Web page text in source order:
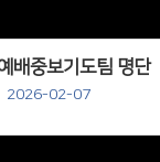
배중보기도팀 명단
2026-02-07